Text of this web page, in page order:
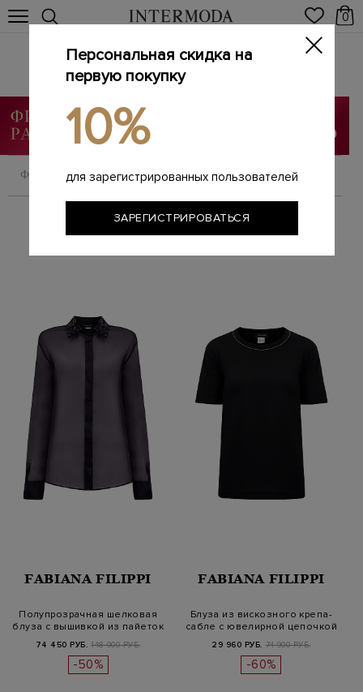
0
Женские блузы
Главная / Женщинам /
ФИЛЬТРОВАТЬ СОРТИРОВАТЬ
FABIANA FILIPPI
Полупрозрачная шелковая
блуза с вышивкой из пайеток
на…
74 450 РУБ. 148 900 РУБ.
-50%
FABIANA FILIPPI
Блуза из вискозного крепа-
сабле с ювелирной цепочкой
29 960 РУБ. 74 900 РУБ.
-60%
Персональная скидка на
первую покупку
10%
для зарегистрированных пользователей
ЗАРЕГИСТРИРОВАТЬСЯ